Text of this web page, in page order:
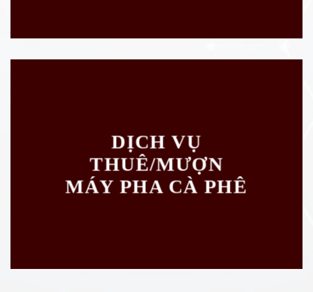
DỊCH VỤ
THUÊ/MƯỢN
MÁY PHA CÀ PHÊ